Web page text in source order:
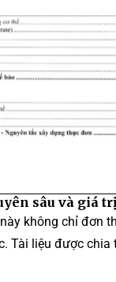
sâu và giá
này không chỉ đơn
Tài liệu được